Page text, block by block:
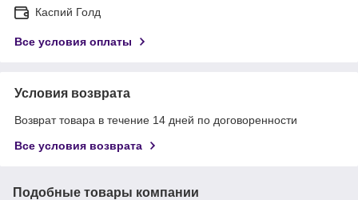
Каспий Голд
Все условия оплаты
Условия возврата
Возврат товара в течение 14 дней по договоренности
Все условия возврата
Подобные товары компании